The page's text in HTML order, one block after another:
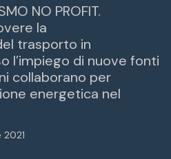
NO PROFIT.
la
trasporto in
l’impiego di nuove fonti
collaborano per
energetica nel
2021